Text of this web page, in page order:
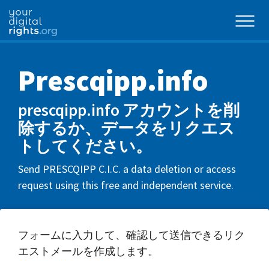
Prescqipp.info
prescqipp.info アカウントを削
除するか、データをリクエス
トしてください。
Send PRESCQIPP C.I.C. a data deletion or access
request using this free and independent service.
フォームに入力して、確認して送信できるリク
エストメールを作成します。